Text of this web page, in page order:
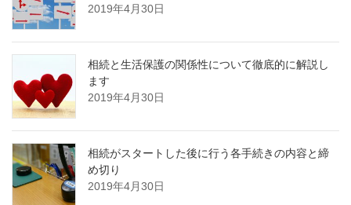
2019年4月30日
相続と生活保護の関係性について徹底的に解説し
ます
2019年4月30日
相続がスタートした後に行う各手続きの内容と締
め切り
2019年4月30日